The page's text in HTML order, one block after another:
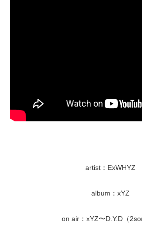
artist：ExWHYZ
album：xYZ
on air：xYZ〜D.Y.D（